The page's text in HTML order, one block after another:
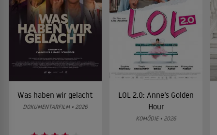
Was haben wir gelacht
DOKUMENTARFILM • 2026
LOL 2.0: Anne’s Golden
Hour
KOMÖDIE • 2026